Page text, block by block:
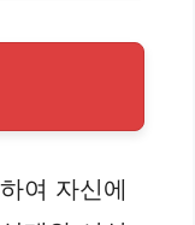
여 자신에